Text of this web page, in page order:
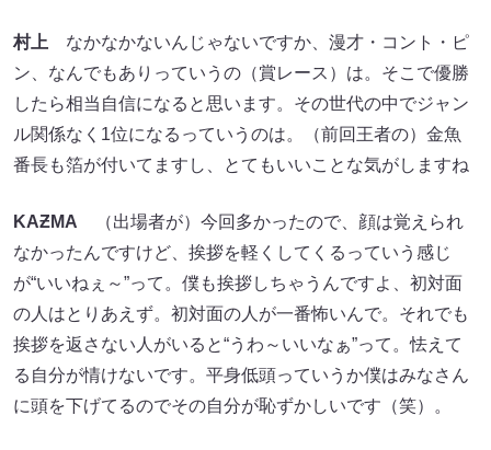
村上 なかなかないんじゃないですか、漫才・コント・ピ
ン、なんでもありっていうの（賞レース）は。そこで優勝
したら相当自信になると思います。その世代の中でジャン
ル関係なく1位になるっていうのは。（前回王者の）金魚
番長も箔が付いてますし、とてもいいことな気がしますね
KAƵMA （出場者が）今回多かったので、顔は覚えられ
なかったんですけど、挨拶を軽くしてくるっていう感じ
が“いいねぇ～”って。僕も挨拶しちゃうんですよ、初対面
の人はとりあえず。初対面の人が一番怖いんで。それでも
挨拶を返さない人がいると“うわ～いいなぁ”って。怯えて
る自分が情けないです。平身低頭っていうか僕はみなさん
に頭を下げてるのでその自分が恥ずかしいです（笑）。